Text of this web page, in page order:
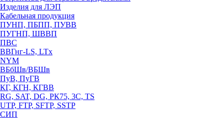
Изделия для ЛЭП
Кабельная продукция
ПУНП, ПБПП, ПУВВ
ПУГНП, ШВВП
ПВС
ВВГнг-LS, LTx
NYM
ВБбШв/ВБШв
ПуВ, ПуГВ
КГ, КГН, КГВВ
RG, SAT, DG, РК75, 3С, TS
UTP, FTP, SFTP, SSTP
СИП